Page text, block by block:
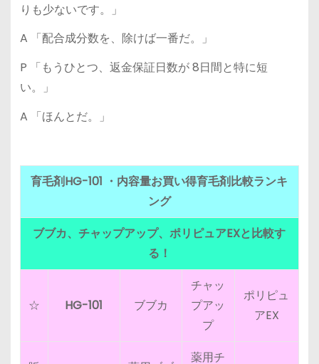
りも少ないです。」
A 「配合成分数を、除けば一番だ。」
P 「もうひとつ、返金保証日数が 8日間と特に短
い。」
A 「ほんとだ。」
育毛剤HG-101 ・内容量お買い得育毛剤比較ランキ
ング
ブブカ、チャップアップ、ポリピュアEXと比較す
る！
☆ HG-101 ブブカ
チャッ
プアッ
プ
ポリピュ
アEX
薬用チ